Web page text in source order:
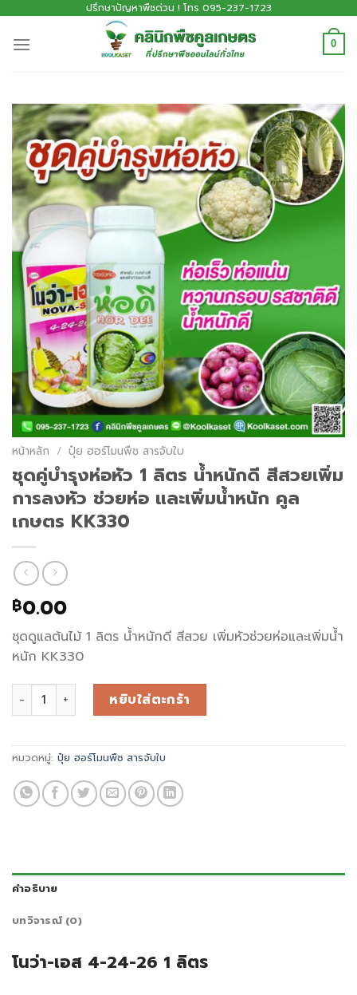
ปรึกษาปัญหาพืชด่วน ! โทร 095-237-1723
0
หน้าหลัก / ปุ๋ย ฮอร์โมนพืช สารจับใบ
ชุดคู่บำรุงห่อหัว 1 ลิตร น้ำหนักดี สีสวยเพิ่ม
การลงหัว ช่วยห่อ และเพิ่มน้ำหนัก คูล
เกษตร KK330
฿0.00
ชุดดูแลต้นไม้ 1 ลิตร น้ำหนักดี สีสวย เพิ่มหัวช่วยห่อและเพิ่มน้ำ
หนัก KK330
หยิบใส่ตะกร้า
หมวดหมู่: ปุ๋ย ฮอร์โมนพืช สารจับใบ
คำอธิบาย
บทวิจารณ์ (0)
โนว่า-เอส 4-24-26 1 ลิตร